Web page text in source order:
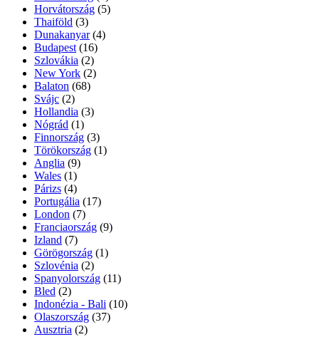
Horvátország (5)
Thaiföld (3)
Dunakanyar (4)
Budapest (16)
Szlovákia (2)
New York (2)
Balaton (68)
Svájc (2)
Hollandia (3)
Nógrád (1)
Finnország (3)
Törökország (1)
Anglia (9)
Wales (1)
Párizs (4)
Portugália (17)
London (7)
Franciaország (9)
Izland (7)
Görögország (1)
Szlovénia (2)
Spanyolország (11)
Bled (2)
Indonézia - Bali (10)
Olaszország (37)
Ausztria (2)